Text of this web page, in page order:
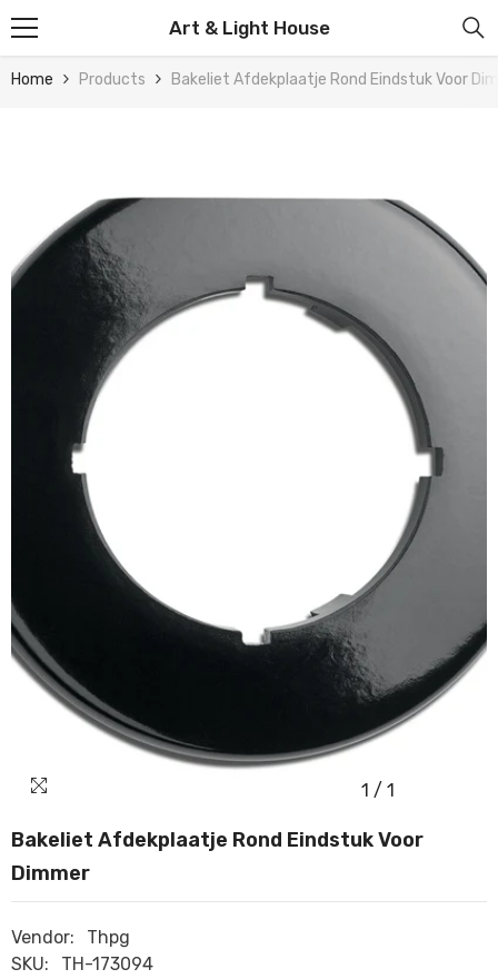
Skip To Content Art & Light House
Home Products Bakeliet Afdekplaatje Rond Eindstuk Voor
1 / 1
Bakeliet Afdekplaatje Rond Eindstuk Voor
Dimmer
Vendor:
Thpg
SKU:
TH-173094